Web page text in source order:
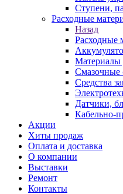
Ступени,
Расходные
Назад
Расходные
Материалы
Смазочные
Средства
Датчики,
Кабельно-
Акции
Хиты продаж
Оплата и доставка
О компании
Выставки
Ремонт
Контакты